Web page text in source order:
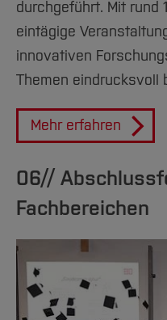
durchgeführt. Mit rund
eintägige
innovativen
Themen eindrucksvoll
Mehr erfahren
06//
Fachbereichen